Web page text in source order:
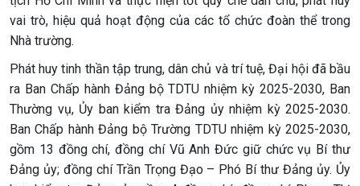
vai trò, hiệu quả hoạt động của các tổ chức đoàn thể trong
Nhà trường.
Phát huy tinh thần tập trung, dân chủ và trí tuệ, Đại hội đã bầu
ra Ban Chấp hành Đảng bộ TDTU nhiệm kỳ 2025-2030, Ban
Thường vụ, Ủy ban kiểm tra Đảng ủy nhiệm kỳ 2025-2030.
Ban Chấp hành Đảng bộ Trường TDTU nhiệm kỳ 2025-2030,
gồm 13 đồng chí, đồng chí Vũ Anh Đức giữ chức vụ Bí thư
Đảng ủy; đồng chí Trần Trọng Đạo – Phó Bí thư Đảng ủy. Ủy